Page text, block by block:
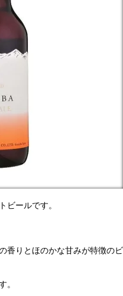
ビールです。
香りとほのかな甘みが特徴のビ
。